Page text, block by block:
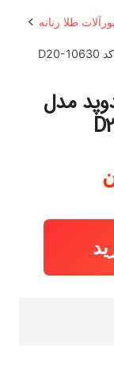
طلا زنانه
مدوپد مدل